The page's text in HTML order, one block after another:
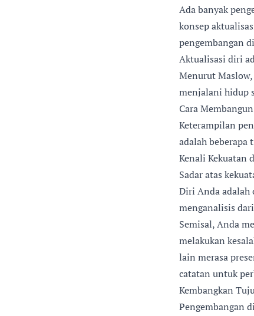
Ada banyak
konsep
pengembangan
Aktualisasi diri
Menurut
menjalani hidup
Cara
Keterampilan
adalah beberapa
Kenali Kekuatan
Sadar atas
Diri Anda adalah
menganalisis
Semisal, Anda
melakukan
lain merasa
catatan untuk
Kembangkan
Pengembangan